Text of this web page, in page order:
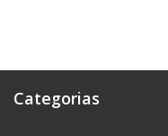
Categorias